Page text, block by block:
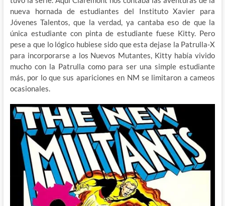
nueva hornada de estudiantes del Instituto Xavier para
Jóvenes Talentos, que la verdad, ya cantaba eso de que la
única estudiante con pinta de estudiante fuese Kitty. Pero
pese a que lo lógico hubiese sido que esta dejase la Patrulla-X
para incorporarse a los Nuevos Mutantes, Kitty había vivido
mucho con la Patrulla como para ser una simple estudiante
más, por lo que sus apariciones en NM se limitaron a cameos
ocasionales.